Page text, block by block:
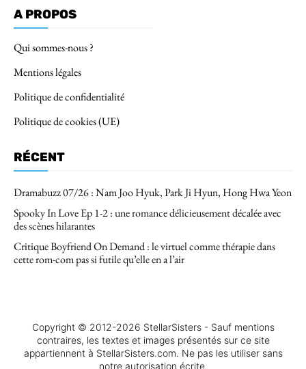
A PROPOS
Qui sommes-nous ?
Mentions légales
Politique de confidentialité
Politique de cookies (UE)
RÉCENT
Dramabuzz 07/26 : Nam Joo Hyuk, Park Ji Hyun, Hong Hwa Yeon
Spooky In Love Ep 1-2 : une romance délicieusement décalée avec
des scènes hilarantes
Critique Boyfriend On Demand : le virtuel comme thérapie dans
cette rom-com pas si futile qu’elle en a l’air
Copyright © 2012-2026 StellarSisters - Sauf mentions
contraires, les textes et images présentés sur ce site
appartiennent à StellarSisters.com. Ne pas les utiliser sans
notre autorisation écrite.